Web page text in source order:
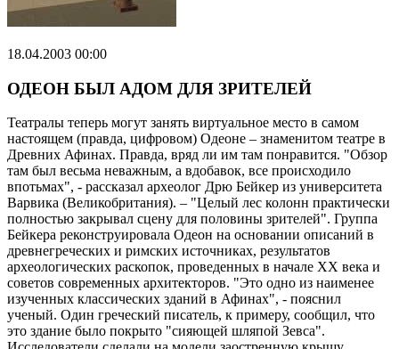
18.04.2003 00:00
ОДЕОН БЫЛ АДОМ ДЛЯ ЗРИТЕЛЕЙ
Театралы теперь могут занять виртуальное место в самом
настоящем (правда, цифровом) Одеоне – знаменитом театре в
Древних Афинах. Правда, вряд ли им там понравится. "Обзор
там был весьма неважным, а вдобавок, все происходило
впотьмах", - рассказал археолог Дрю Бейкер из университета
Варвика (Великобритания). – "Целый лес колонн практически
полностью закрывал сцену для половины зрителей". Группа
Бейкера реконструировала Одеон на основании описаний в
древнегреческих и римских источниках, результатов
археологических раскопок, проведенных в начале ХХ века и
советов современных архитекторов. "Это одно из наименее
изученных классических зданий в Афинах", - пояснил
ученый. Один греческий писатель, к примеру, сообщил, что
это здание было покрыто "сияющей шляпой Зевса".